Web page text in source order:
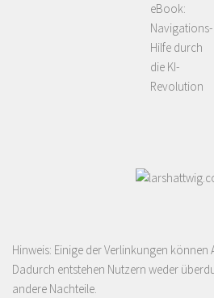
eBook:
Navigations-
Hilfe durch
die KI-
Revolution
Hinweis: Einige der Verlinkungen können
Dadurch entstehen Nutzern weder
andere Nachteile.